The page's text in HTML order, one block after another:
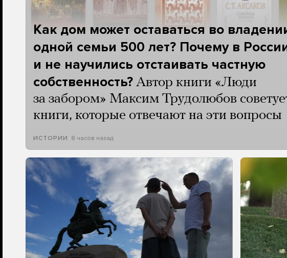
Как дом может оставаться во
одной семьи 500 лет? Почему в
и не научились отстаивать частную
собственность? Автор книги «Люди
за забором» Максим Трудолюбов
книги, которые отвечают на эти вопросы
ИСТОРИИ 8 часов назад